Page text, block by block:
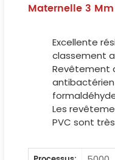
Maternelle 3
Excellente
classement
Revêtement
Les
PVC sont